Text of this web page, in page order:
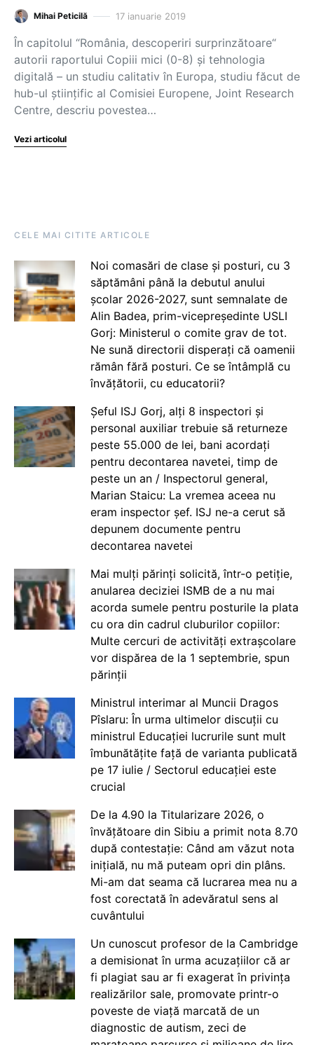
Mihai Peticilă 17 ianuarie 2019
În capitolul “România, descoperiri surprinzătoare“
autorii raportului Copiii mici (0-8) și tehnologia
digitală – un studiu calitativ în Europa, studiu făcut de
hub-ul științific al Comisiei Europene, Joint Research
Centre, descriu povestea…
Vezi articolul
CELE MAI CITITE ARTICOLE
Noi comasări de clase și posturi, cu 3
săptămâni până la debutul anului
școlar 2026-2027, sunt semnalate de
Alin Badea, prim-vicepreședinte USLI
Gorj: Ministerul o comite grav de tot.
Ne sună directorii disperați că oamenii
rămân fără posturi. Ce se întâmplă cu
învățătorii, cu educatorii?
Șeful ISJ Gorj, alți 8 inspectori și
personal auxiliar trebuie să returneze
peste 55.000 de lei, bani acordați
pentru decontarea navetei, timp de
peste un an / Inspectorul general,
Marian Staicu: La vremea aceea nu
eram inspector șef. ISJ ne-a cerut să
depunem documente pentru
decontarea navetei
Mai mulți părinți solicită, într-o petiție,
anularea deciziei ISMB de a nu mai
acorda sumele pentru posturile la plata
cu ora din cadrul cluburilor copiilor:
Multe cercuri de activități extrașcolare
vor dispărea de la 1 septembrie, spun
părinții
Ministrul interimar al Muncii Dragos
Pîslaru: În urma ultimelor discuții cu
ministrul Educației lucrurile sunt mult
îmbunătățite față de varianta publicată
pe 17 iulie / Sectorul educației este
crucial
De la 4.90 la Titularizare 2026, o
învățătoare din Sibiu a primit nota 8.70
după contestație: Când am văzut nota
inițială, nu mă puteam opri din plâns.
Mi-am dat seama că lucrarea mea nu a
fost corectată în adevăratul sens al
cuvântului
Un cunoscut profesor de la Cambridge
a demisionat în urma acuzațiilor că ar
fi plagiat sau ar fi exagerat în privința
realizărilor sale, promovate printr-o
poveste de viață marcată de un
diagnostic de autism, zeci de